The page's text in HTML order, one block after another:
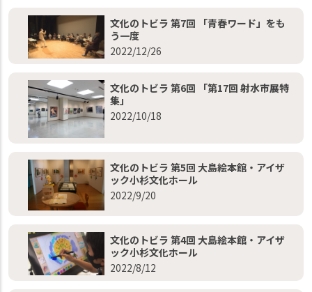
文化のトビラ 第7回 「青春ワード」をも
う一度
2022/12/26
文化のトビラ 第6回 「第17回 射水市展特
集」
2022/10/18
文化のトビラ 第5回 大島絵本館・アイザ
ック小杉文化ホール
2022/9/20
文化のトビラ 第4回 大島絵本館・アイザ
ック小杉文化ホール
2022/8/12